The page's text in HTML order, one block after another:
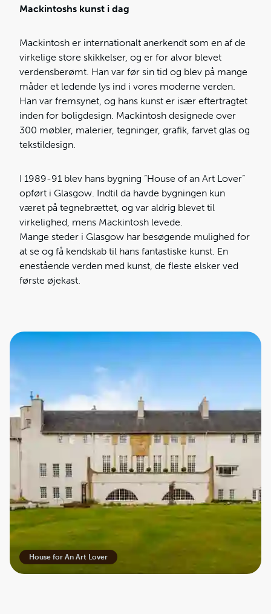
Mackintoshs kunst i dag
Mackintosh er internationalt anerkendt som en af de
virkelige store skikkelser, og er for alvor blevet
verdensberømt. Han var før sin tid og blev på mange
måder et ledende lys ind i vores moderne verden.
Han var fremsynet, og hans kunst er især eftertragtet
inden for boligdesign. Mackintosh designede over
300 møbler, malerier, tegninger, grafik, farvet glas og
tekstildesign.
I 1989-91 blev hans bygning ”House of an Art Lover”
opført i Glasgow. Indtil da havde bygningen kun
været på tegnebrættet, og var aldrig blevet til
virkelighed, mens Mackintosh levede.
Mange steder i Glasgow har besøgende mulighed for
at se og få kendskab til hans fantastiske kunst. En
enestående verden med kunst, de fleste elsker ved
første øjekast.
House for An Art Lover